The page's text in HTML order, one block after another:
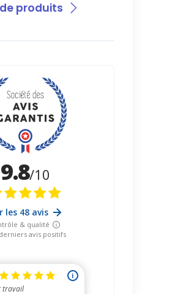
produits